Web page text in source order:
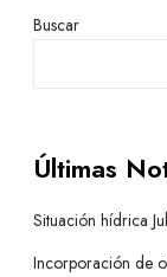
Buscar
Últimas
Situación hídrica
Incorporación de